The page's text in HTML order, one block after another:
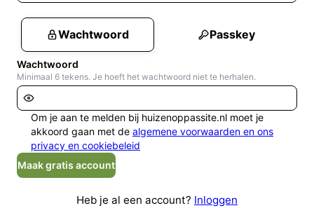
Wachtwoord Passkey
Wachtwoord
Minimaal 6 tekens. Je hoeft het wachtwoord niet te herhalen.
Om je aan te melden bij huizenoppassite.nl moet je
akkoord gaan met de algemene voorwaarden en ons
privacy en cookiebeleid
Maak gratis account
Heb je al een account? Inloggen